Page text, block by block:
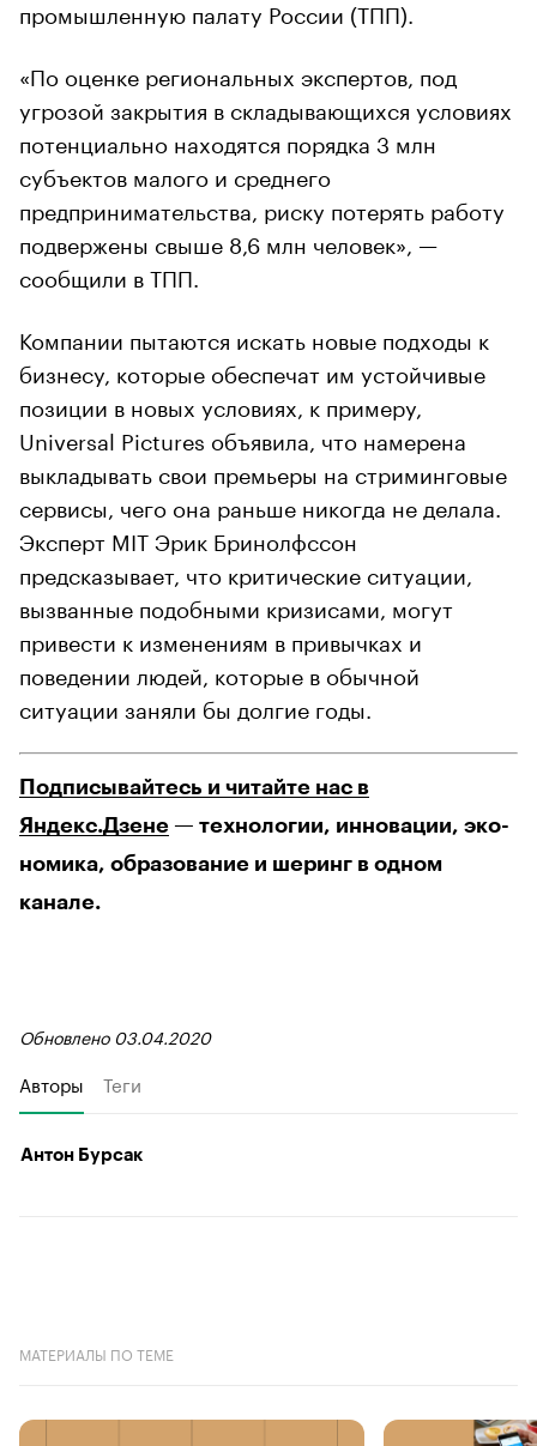
промышленную палату России (ТПП).
«По оценке региональных экспертов, под
угрозой закрытия в складывающихся условиях
потенциально находятся порядка 3 млн
субъектов малого и среднего
предпринимательства, риску потерять работу
подвержены свыше 8,6 млн человек», —
сообщили в ТПП.
Компании пытаются искать новые подходы к
бизнесу, которые обеспечат им устойчивые
позиции в новых условиях, к примеру,
Universal Pictures объявила, что намерена
выкладывать свои премьеры на стриминговые
сервисы, чего она раньше никогда не делала.
Эксперт MIT Эрик Бринолфссон
предсказывает, что критические ситуации,
вызванные подобными кризисами, могут
привести к изменениям в привычках и
поведении людей, которые в обычной
ситуации заняли бы долгие годы.
Подписывайтесь и читайте нас в
Яндекс.Дзене — технологии, инновации, эко-
номика, образование и шеринг в одном
канале.
Обновлено 03.04.2020
Авторы Теги
Антон Бурсак
МАТЕРИАЛЫ ПО ТЕМЕ